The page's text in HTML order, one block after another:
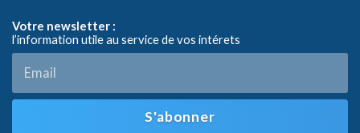
Votre newsletter :
l’information utile au service de vos intérets
S'abonner